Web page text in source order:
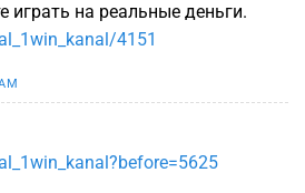
играть на реальные деньги.
4151